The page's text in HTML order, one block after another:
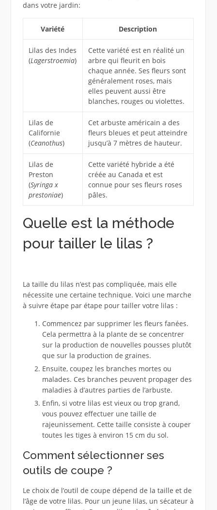
dans votre jardin:
Variété Description
Lilas des Indes
(Lagerstroemia)
Cette variété est en réalité un
arbre qui fleurit en bois
chaque année. Ses fleurs sont
généralement roses, mais
elles peuvent aussi être
blanches, rouges ou violettes.
Lilas de
Californie
(Ceanothus)
Cet arbuste américain a des
fleurs bleues et peut atteindre
jusqu’à 7 mètres de hauteur.
Lilas de
Preston
(Syringa x
prestoniae)
Cette variété hybride a été
créée au Canada et est
connue pour ses fleurs roses
pâles.
Quelle est la méthode
pour tailler le lilas ?
La taille du lilas n’est pas compliquée, mais elle
nécessite une certaine technique. Voici une marche
à suivre étape par étape pour tailler votre lilas :
Commencez par supprimer les fleurs fanées.
Cela permettra à la plante de se concentrer
sur la production de nouvelles pousses plutôt
que sur la production de graines.
Ensuite, coupez les branches mortes ou
malades. Ces branches peuvent propager des
maladies à d’autres parties de l’arbuste.
Enfin, si votre lilas est vieux ou trop grand,
vous pouvez effectuer une taille de
rajeunissement. Cette taille consiste à couper
toutes les tiges à environ 15 cm du sol.
Comment sélectionner ses
outils de coupe ?
Le choix de l’outil de coupe dépend de la taille et de
l’âge de votre lilas. Pour un jeune lilas, un sécateur à